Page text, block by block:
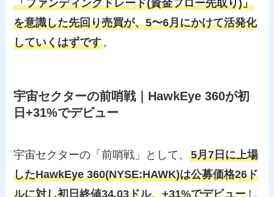
「ファンディングトレード(資金フロー先取り)」
を意識した先回り売買が、5〜6月にかけて活発化
していくはずです。
宇宙セクターの前哨戦｜HawkEye 360が初
日+31%でデビュー
宇宙セクターの「前哨戦」として、5月7日に上場
したHawkEye 360(NYSE:HAWK)は公募価格26ド
ルに対し初日終値34.03ドル、+31%でデビュー し